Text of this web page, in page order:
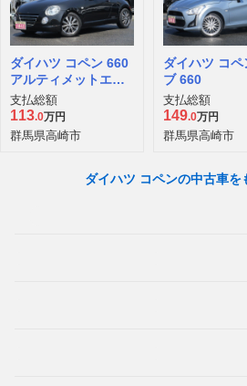
ダイハツ コペン 660
アルティメットエデ
ィションS
支払総額
113.0万円
群馬県高崎市
ダイハツ コペ
ブ 660
支払総額
149.0万円
群馬県高崎市
ダイハツ コペンの中古車を